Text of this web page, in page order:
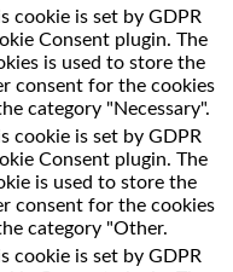
cookie is set by GDPR
Consent plugin. The
is used to store the
consent for the cookies
category "Necessary".
cookie is set by GDPR
Consent plugin. The
is used to store the
consent for the cookies
category "Other.
cookie is set by GDPR